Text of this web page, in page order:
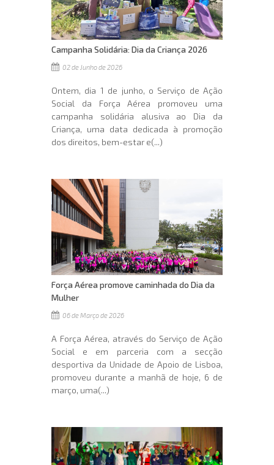
Campanha Solidária: Dia da Criança 2026
02 de Junho de 2026
Ontem, dia 1 de junho, o Serviço de Ação
Social da Força Aérea promoveu uma
campanha solidária alusiva ao Dia da
Criança, uma data dedicada à promoção
dos direitos, bem-estar e(...)
Força Aérea promove caminhada do Dia da
Mulher
06 de Março de 2026
A Força Aérea, através do Serviço de Ação
Social e em parceria com a secção
desportiva da Unidade de Apoio de Lisboa,
promoveu durante a manhã de hoje, 6 de
março, uma(...)